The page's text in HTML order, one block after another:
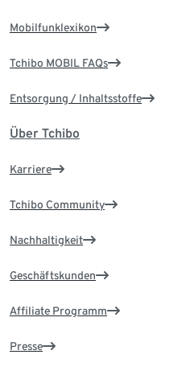
Mobilfunklexikon
Tchibo MOBIL FAQs
Entsorgung / Inhaltsstoffe
Über Tchibo
Karriere
Tchibo Community
Nachhaltigkeit
Geschäftskunden
Affiliate Programm
Presse